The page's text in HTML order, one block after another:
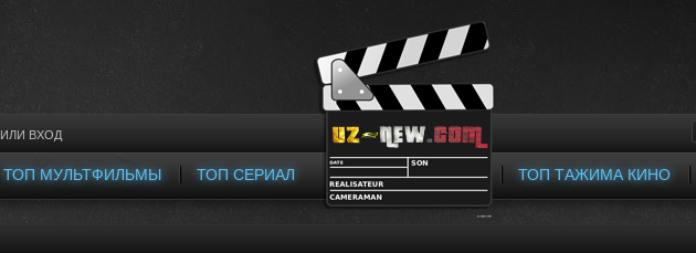
ИЛИ ВХОД
ТОП СЕРИАЛ
ТОП МУЛЬТФИЛЬМЫ ТОП ТАЖИМА КИНО